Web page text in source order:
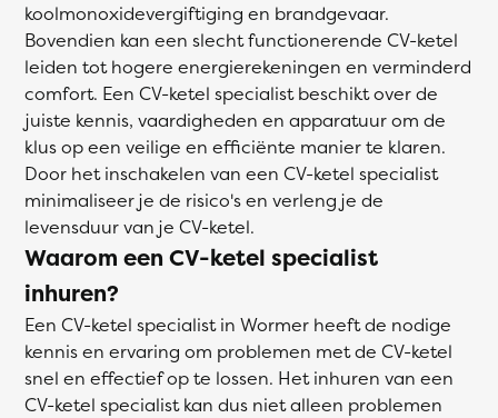
koolmonoxidevergiftiging en brandgevaar.
Bovendien kan een slecht functionerende CV-ketel
leiden tot hogere energierekeningen en verminderd
comfort. Een CV-ketel specialist beschikt over de
juiste kennis, vaardigheden en apparatuur om de
klus op een veilige en efficiënte manier te klaren.
Door het inschakelen van een CV-ketel specialist
minimaliseer je de risico's en verleng je de
levensduur van je CV-ketel.
Waarom een CV-ketel specialist
inhuren?
Een CV-ketel specialist in Wormer heeft de nodige
kennis en ervaring om problemen met de CV-ketel
snel en effectief op te lossen. Het inhuren van een
CV-ketel specialist kan dus niet alleen problemen